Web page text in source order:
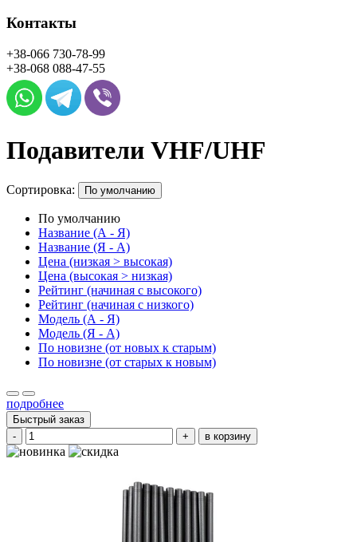
Контакты
+38-066 730-78-99
+38-068 088-47-55
Подавители VHF/UHF
Сортировка: По умолчанию
По умолчанию
Название (А - Я)
Название (Я - А)
Цена (низкая > высокая)
Цена (высокая > низкая)
Рейтинг (начиная с высокого)
Рейтинг (начиная с низкого)
Модель (А - Я)
Модель (Я - А)
По новизне (от новых к старым)
По новизне (от старых к новым)
подробнее
Быстрый заказ
-
+ в корзину